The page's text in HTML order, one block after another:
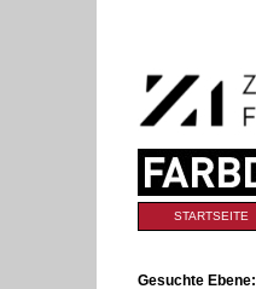
Navigation
Sektionen
STARTSEITE
Gesuchte Ebene: